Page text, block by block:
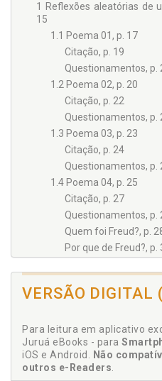
1 Reflexões aleatórias de
15
1.1 Poema 01, p. 17
Citação, p. 19
Questionamentos, p.
1.2 Poema 02, p. 20
Citação, p. 22
Questionamentos, p.
1.3 Poema 03, p. 23
Citação, p. 24
Questionamentos, p.
1.4 Poema 04, p. 25
Citação, p. 27
Questionamentos, p.
Quem foi Freud?, p.
Por que de Freud?, p.
Freud e a arte, p. 34
Citação, p. 36
Questionamentos, p.
1.7 Poema 07, p. 38
Citação, p. 41
VERSÃO DIGITAL
Para leitura em aplicativo
Juruá eBooks - para
iOS e Android. Não
outros e-Readers.